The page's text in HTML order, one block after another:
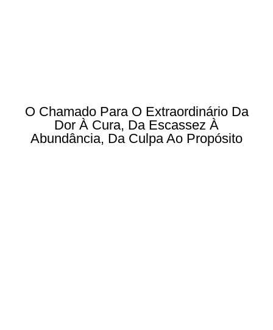
O Chamado Para O Extraordinário Da
Dor À Cura, Da Escassez À
Abundância, Da Culpa Ao Propósito